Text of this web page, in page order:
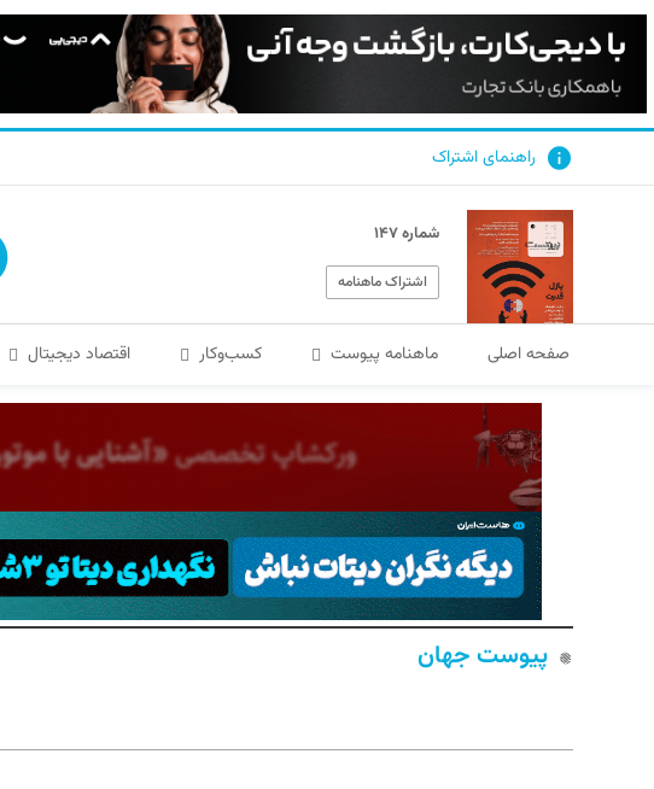
راهنمای اشتراک
شماره ۱۴۷
اشتراک ماهنامه
صفحه اصلی ماهنامه پیوست کسب‌و‌کار اقتصاد دیجیتال
پیوست جهان